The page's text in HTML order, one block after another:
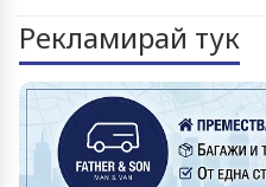
Рекламирай тук